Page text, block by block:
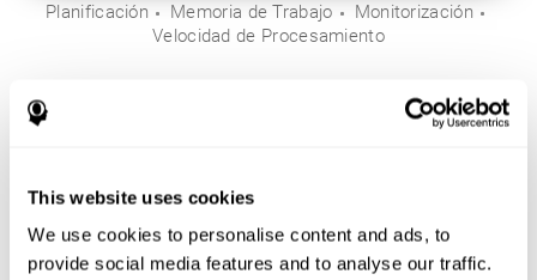
This website uses cookies
We use cookies to personalise content and ads, to
provide social media features and to analyse our traffic.
Planificación Memoria de Trabajo
Monitorización
Velocidad de Procesamiento